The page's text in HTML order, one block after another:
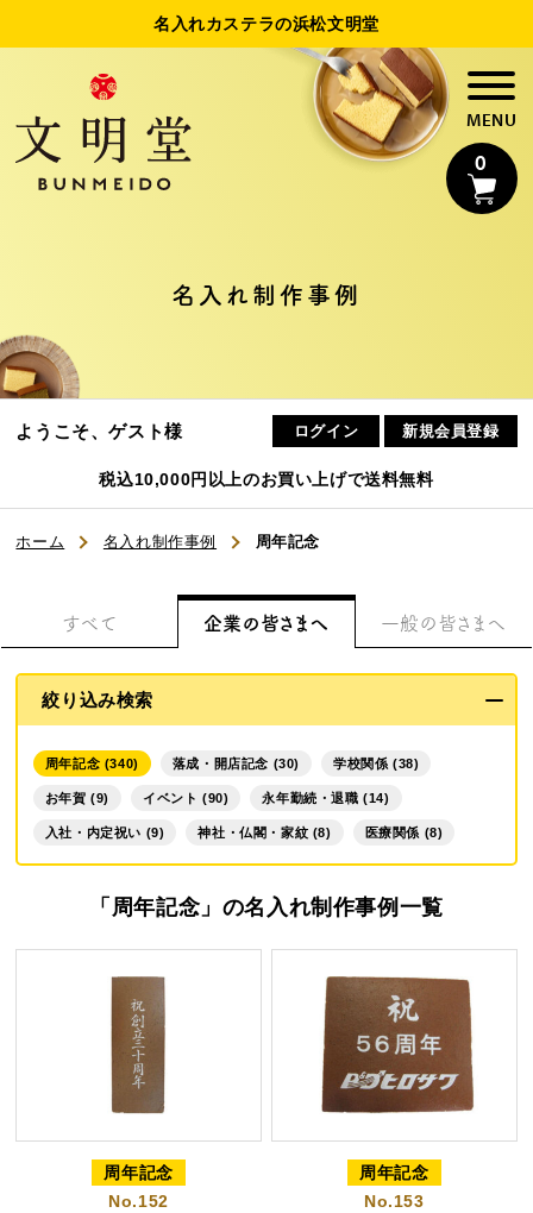
名入れカステラの浜松文明堂
0
制作事例
浜松文明堂について
初めてのお客様へ
ご利用ガイド
お知らせ
お問い合わせ
名入れカステラ（オリジナル）
好きな文字とイラスト
を選んで作る
名入れ制作事例
税込10,000円以上のお買い上げで送料無料
ようこそ、ゲスト様 ログイン 新規会員登録
ホーム 名入れ制作事例 周年記念
すべて 企業の皆さまへ 一般の皆さまへ
絞り込み検索
周年記念 (340) 落成・開店記念 (30) 学校関係 (38)
お年賀 (9) イベント (90) 永年勤続・退職 (14)
入社・内定祝い (9) 神社・仏閣・家紋 (8) 医療関係 (8)
「周年記念」の名入れ制作事例一覧
周年記念
No.152
周年記念
No.153